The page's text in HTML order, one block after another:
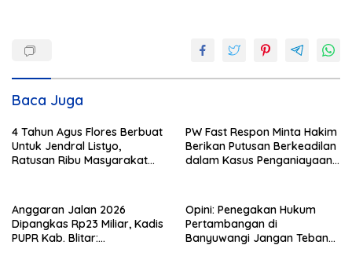
Baca Juga
4 Tahun Agus Flores Berbuat
Untuk Jendral Listyo,
Ratusan Ribu Masyarakat
PW Fast Respon Minta Hakim
Berikan Putusan Berkeadilan
dalam Kasus Penganiayaan
Anggaran Jalan 2026
Dipangkas Rp23 Miliar, Kadis
PUPR Kab. Blitar:
Opini: Penegakan Hukum
Pertambangan di
Banyuwangi Jangan Tebang